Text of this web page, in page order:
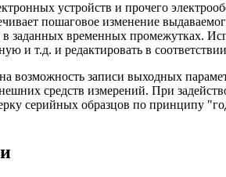
устройств и прочего
пошаговое изменение
заданных временных промежутках.
и т.д. и редактировать в
возможность записи выходных
средств измерений. При
серийных образцов по принципу